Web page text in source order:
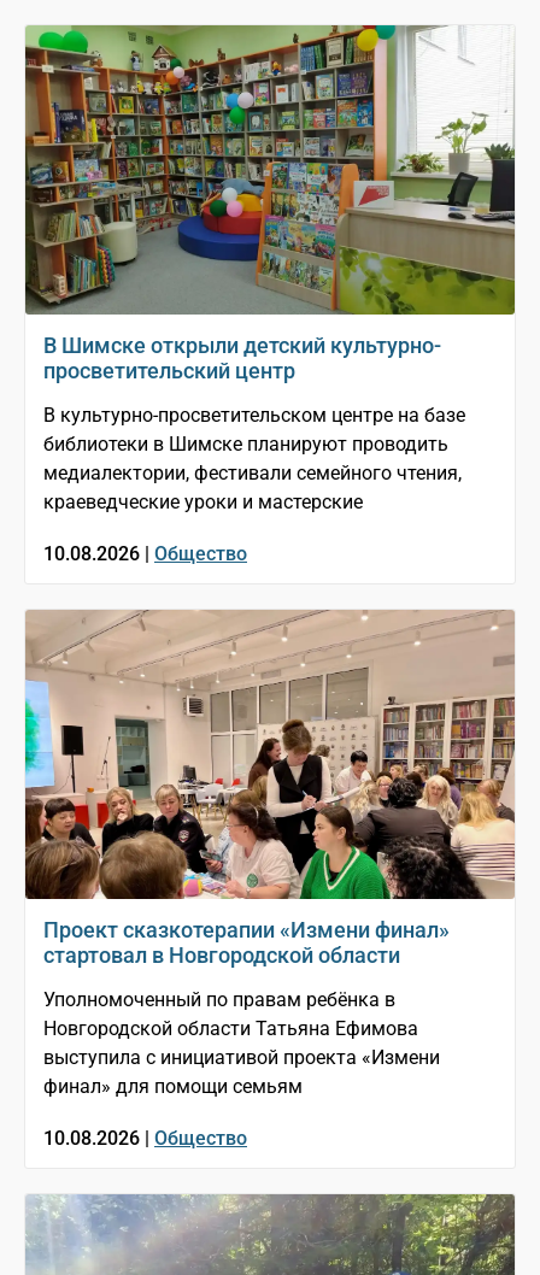
В Шимске открыли детский культурно-
просветительский центр
В культурно-просветительском центре на базе
библиотеки в Шимске планируют проводить
медиалектории, фестивали семейного чтения,
краеведческие уроки и мастерские
10.08.2026 | Общество
Проект сказкотерапии «Измени финал»
стартовал в Новгородской области
Уполномоченный по правам ребёнка в
Новгородской области Татьяна Ефимова
выступила с инициативой проекта «Измени
финал» для помощи семьям
10.08.2026 | Общество